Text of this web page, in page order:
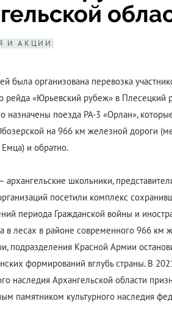
И АКЦИИ
была организована перевозка
рейда «Юрьевский рубеж» в Плесецкий
назначены поезда РА-3 «Орлан»,
на 966 км железной дороги
и обратно.
архангельские школьники,
посетили комплекс
периода Гражданской войны и
в лесах в районе современного 966 км
подразделения Красной Армии
формирований вглубь страны. В
наследия Архангельской области
памятником культурного наследия